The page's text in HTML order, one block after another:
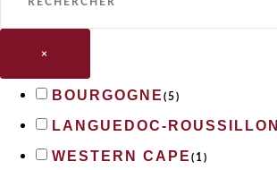
×
BOURGOGNE (5)
LANGUEDOC-ROUSSILLON
WESTERN CAPE ( 1 )